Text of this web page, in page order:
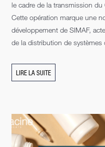
le cadre de la transmission
Cette opération marque une
développement de SIMAF,
de la distribution de systèmes
LIRE LA SUITE